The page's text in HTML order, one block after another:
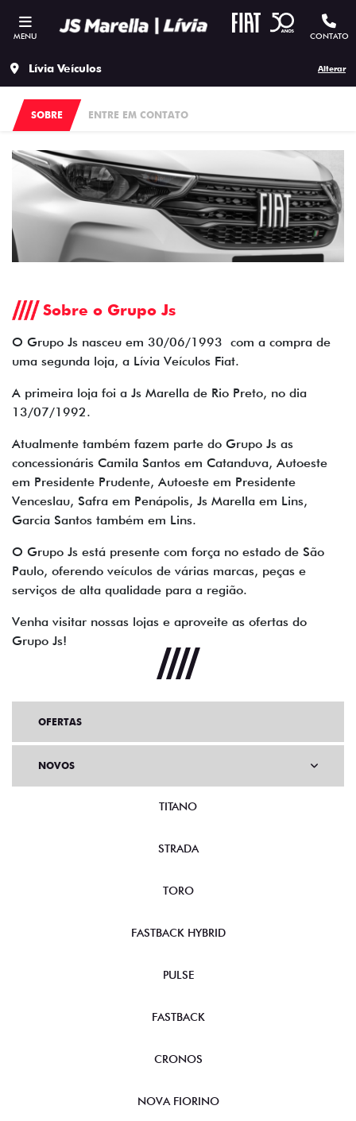
MENU CONTATO
Lívia Veículos Alterar
SOBRE ENTRE EM CONTATO
Sobre o Grupo Js
O Grupo Js nasceu em 30/06/1993 com a compra de
uma segunda loja, a Lívia Veículos Fiat.
A primeira loja foi a Js Marella de Rio Preto, no dia
13/07/1992.
Atualmente também fazem parte do Grupo Js as
concessionáris Camila Santos em Catanduva, Autoeste
em Presidente Prudente, Autoeste em Presidente
Venceslau, Safra em Penápolis, Js Marella em Lins,
Garcia Santos também em Lins.
O Grupo Js está presente com força no estado de São
Paulo, oferendo veículos de várias marcas, peças e
serviços de alta qualidade para a região.
Venha visitar nossas lojas e aproveite as ofertas do
Grupo Js!
OFERTAS
NOVOS
TITANO
STRADA
TORO
FASTBACK HYBRID
PULSE
FASTBACK
CRONOS
NOVA FIORINO